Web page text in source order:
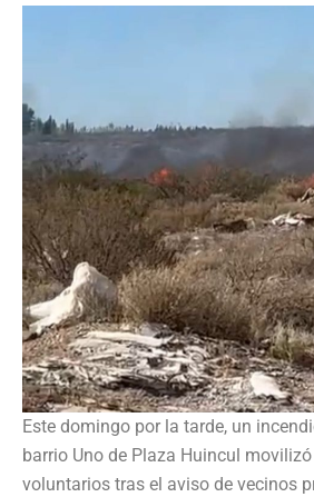
Este domingo por la tarde, un
barrio Uno de Plaza Huincul
voluntarios tras el aviso de vecinos